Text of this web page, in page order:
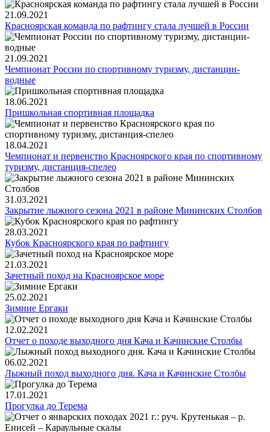
21.09.2021
Красноярская команда по рафтингу стала лучшей в России
21.09.2021
Чемпионат России по спортивному туризму, дистанции-
водные
18.06.2021
Пришкольная спортивная площадка
18.04.2021
Чемпионат и первенство Красноярского края по спортивному
туризму, дистанция-спелео
31.03.2021
Закрытие лыжного сезона 2021 в районе Мининских Столбов
28.03.2021
Кубок Красноярского края по рафтингу
21.03.2021
Зачетный поход на Красноярское море
25.02.2021
Зимние Ергаки
12.02.2021
Отчет о походе выходного дня Кача и Качинские Столбы
06.02.2021
Лыжный поход выходного дня. Кача и Качинские Столбы
17.01.2021
Прогулка до Терема